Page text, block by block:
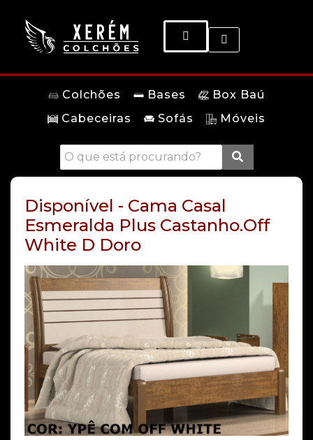
Colchões Bases
Box Baú
Cabeceiras
Sofás Móveis
Disponível - Cama Casal
Esmeralda Plus Castanho.Off
White D Doro